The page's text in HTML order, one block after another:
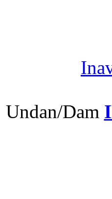
Undan/Dam